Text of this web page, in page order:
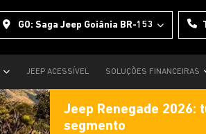
GO: Saga Jeep Goiânia BR-153
JEEP ACESSÍVEL SOLUÇÕES FINANCEIRAS
Jeep Renegade 2026:
segmento